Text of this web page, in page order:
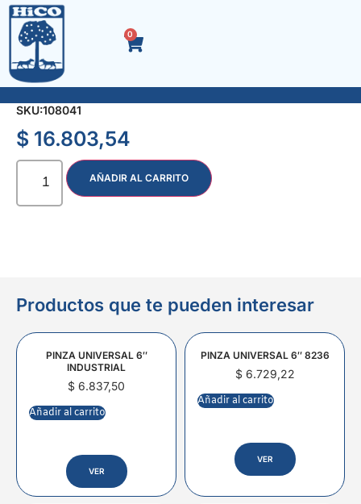
0
FLOR P/DUCHA CUADRADA 6″ AC.INOX.
SKU:108041
$ 16.803,54
AÑADIR AL CARRITO
Productos que te pueden interesar
PINZA UNIVERSAL 6″
INDUSTRIAL
$ 6.837,50
Añadir al carrito
VER
PINZA UNIVERSAL 6″ 8236
$6.729,22
Añadir al carrito
VER